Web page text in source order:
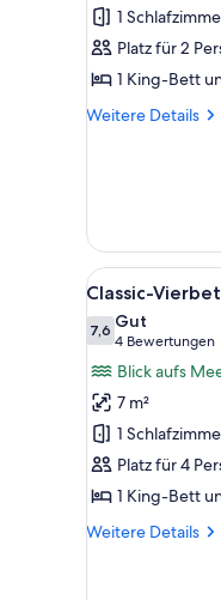
zur
anzeigen
1
Platz für 2
1 King-Bett
Weitere Details
Weitere
Einzelnutzung,
Meerblick
Alle
Fotos
für
Classic-
Meerblick
anzeigen
11
Classic-
7,67,6 von 10
Gut
4 Bewertungen
(4
Blick aufs
7 m²
1
Platz für 4
1 King-Bett
Weitere Details
Weitere